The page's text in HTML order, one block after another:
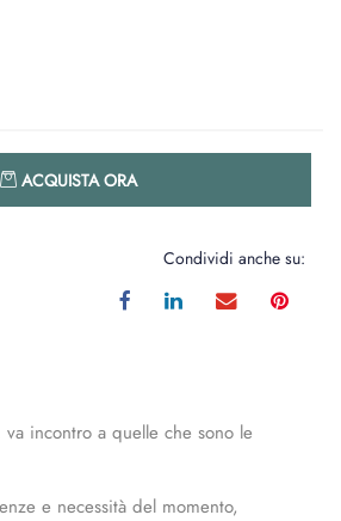
ACQUISTA ORA
Condividi anche su:
incontro a quelle che sono le
e necessità del momento,